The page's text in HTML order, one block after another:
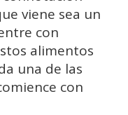
viene sea un
con
alimentos
una de las
con